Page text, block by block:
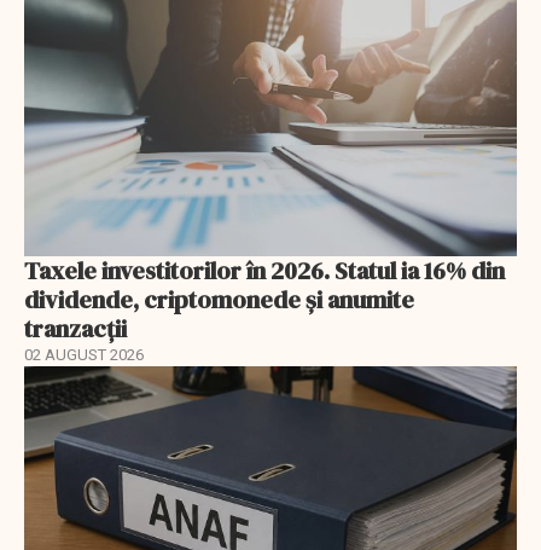
Taxele investitorilor în 2026. Statul ia 16% din
dividende, criptomonede și anumite
tranzacții
02 AUGUST 2026